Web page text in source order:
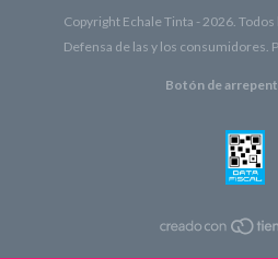
Copyright Echale Tinta - 2026.
Defensa de las y los consumidores.
Botón de